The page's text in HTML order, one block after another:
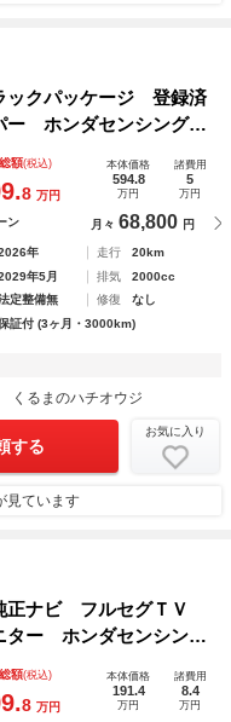
クパッケージ 登録済
ー ホンダセンシング
レス充電器 純正１９
イト
額(税込)
8 万円
本体価格
594.8
万円
諸費用
5
万円
ン 月々 68,800 円
年 走行
20km
年5月 排気
2000cc
定整備無 修復
なし
証付 (3ヶ月・3000km)
くるまのハチオウジ
する
お気に入り
見ています
ナビ フルセグＴＶ
ター ホンダセンシン
制機能 渋滞追従機能
車線維持支援システム
額(税込)
8 万円
本体価格
191.4
万円
諸費用
8.4
万円